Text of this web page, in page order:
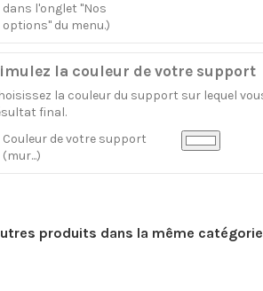
dans l'onglet "Nos
options" du menu.)
la couleur de votre support
la couleur du support sur lequel
final.
Couleur de votre support
(mur...)
produits dans la même